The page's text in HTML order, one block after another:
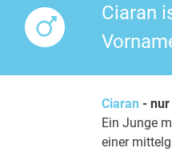
Ciaran
Ciaran - nur
Ein Junge
einer